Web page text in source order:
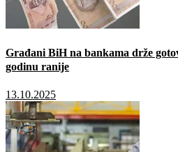
Građani BiH na bankama drže
godinu ranije
13.10.2025